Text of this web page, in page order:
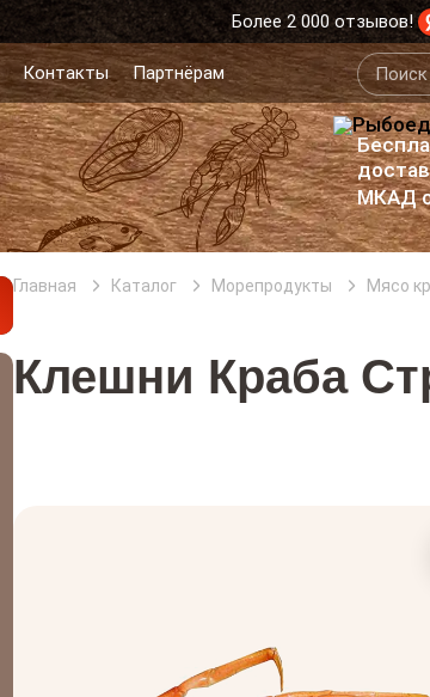
Более 2 000 отзывов!
Контакты Партнёрам
МКАД
Главная Каталог Морепродукты Мясо
Клешни Краба